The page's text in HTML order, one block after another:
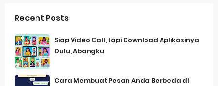
Recent Posts
Siap Video Call, tapi Download Aplikasinya
Dulu, Abangku
Cara Membuat Pesan Anda Berbeda di